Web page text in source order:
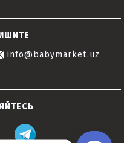
info@babymarket.uz